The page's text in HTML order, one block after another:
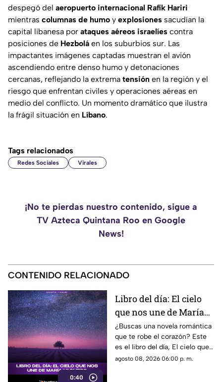
despegó del aeropuerto internacional Rafik Hariri
mientras columnas de humo y explosiones sacudían la
capital libanesa por ataques aéreos israelíes contra
posiciones de Hezbolá en los suburbios sur. Las
impactantes imágenes captadas muestran el avión
ascendiendo entre denso humo y detonaciones
cercanas, reflejando la extrema tensión en la región y el
riesgo que enfrentan civiles y operaciones aéreas en
medio del conflicto. Un momento dramático que ilustra
la frágil situación en Líbano.
Tags relacionados
Redes Sociales Virales
¡No te pierdas nuestro contenido, sigue a
TV Azteca Quintana Roo en Google
News!
CONTENIDO RELACIONADO
0:40
Libro del día: El cielo
que nos une de María
Vaquero
¿Buscas una novela romántica
que te robe el corazón? Este
es el libro del día, El cielo que
nos une, de María Vaquero.
agosto 08, 2026 06:00 p. m.